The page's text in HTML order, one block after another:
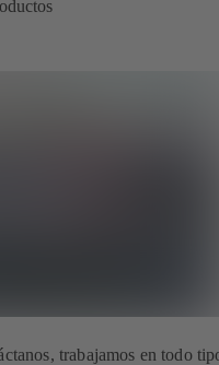
trabajamos en todo